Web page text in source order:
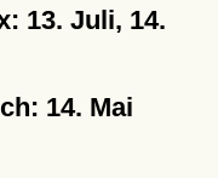
13. Juli, 14.
14. Mai